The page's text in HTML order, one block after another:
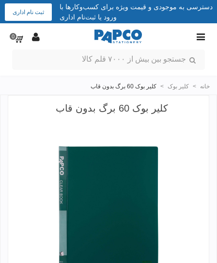
دسترسی به موجودی و قیمت ویژه برای کسب‌وکارها با
ورود یا ثبت‌نام اداری
ثبت نام اداری
0
خانه > کلیر بوک > کلیر بوک 60 برگ بدون قاب
کلیر بوک 60 برگ بدون قاب